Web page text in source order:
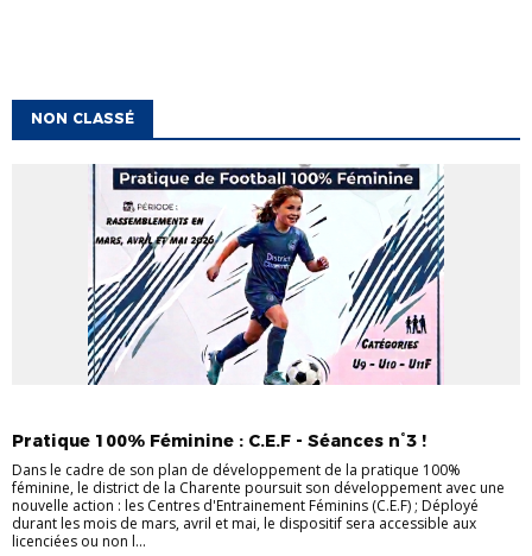
NON CLASSÉ
Pratique 100% Féminine : C.E.F - Séances n°3 !
Dans le cadre de son plan de développement de la pratique 100%
féminine, le district de la Charente poursuit son développement avec une
nouvelle action : les Centres d'Entrainement Féminins (C.E.F) ; Déployé
durant les mois de mars, avril et mai, le dispositif sera accessible aux
licenciées ou non l...